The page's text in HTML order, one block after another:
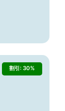
割引: 30%